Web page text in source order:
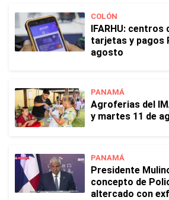
COLÓN
IFARHU: centros
tarjetas y pagos
agosto
PANAMÁ
Agroferias del
y martes 11 de
PANAMÁ
Presidente
concepto de
altercado con